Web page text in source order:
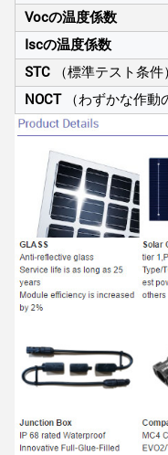
Vocの温度係数
Iscの温度係数
STC （標準テスト条
NOCT（わずかな作動